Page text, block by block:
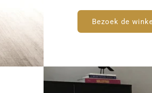
Bezoek de